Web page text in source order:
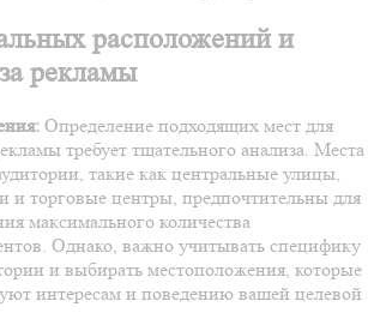
расположений и
рекламы
Определение подходящих мест для
требует тщательного анализа. Места
такие как центральные улицы,
и торговые центры, предпочтительны для
максимального количества
Однако, важно учитывать специфику
и выбирать местоположения, которые
интересам и поведению вашей целевой